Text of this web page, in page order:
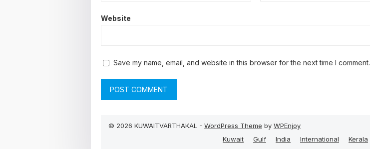
Website
Save my name, email, and website in this browser for the next time I comment.
© 2026 KUWAITVARTHAKAL - WordPress Theme by WPEnjoy
Kuwait
Gulf India International Kerala